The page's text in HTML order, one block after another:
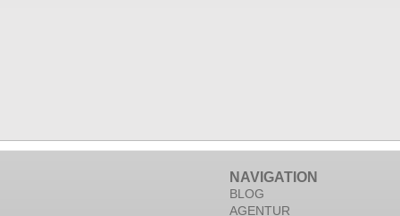
NAVIGATION
BLOG
AGENTUR